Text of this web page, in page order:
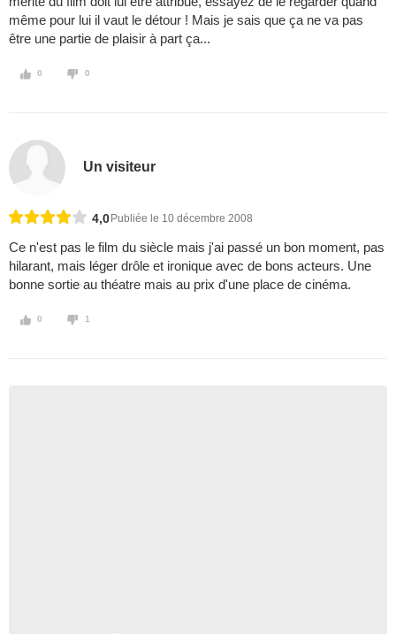
même pour lui il vaut le détour ! Mais je sais que ça ne va pas
être une partie de plaisir à part ça...
0 0
Un visiteur
4,0 Publiée le 10 décembre 2008
Ce n'est pas le film du siècle mais j'ai passé un bon moment, pas
hilarant, mais léger drôle et ironique avec de bons acteurs. Une
bonne sortie au théatre mais au prix d'une place de cinéma.
0 1